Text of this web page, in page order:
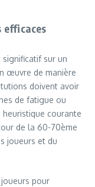
efficaces
sur un
œuvre de manière
doivent avoir
de fatigue ou
courante
de la 60-70ème
joueurs et du
pour